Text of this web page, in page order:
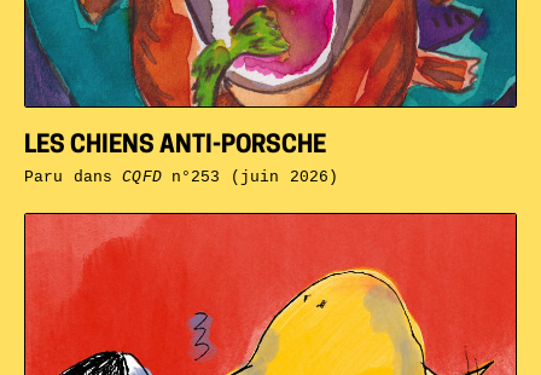
LES CHIENS ANTI-PORSCHE
Paru dansCQFDn°253 (juin 2026)